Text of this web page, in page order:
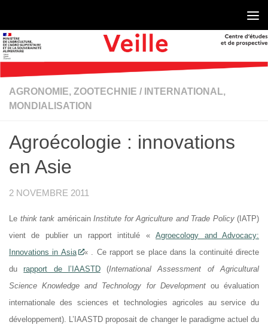
AGRONOMIE, ZOOTECHNIE /
INTERNATIONAL,
MONDIALISATION
Agroécologie : innovations
en Asie
2 NOVEMBRE 2011
Le think tank américain Institute for Agriculture and Trade Policy(IATP)
vient de publier un rapport intitulé «Agroecology and Advocacy:
Innovations in Asia
« . Ce rapport se place dans la continuité directe
durapport de l’IAASTD(International Assessment of Agricultural
Science Knowledge and Technology for Developmentou évaluation
internationale des sciences et technologies agricoles au service du
développement). L’IAASTD proposait de changer le paradigme actuel du